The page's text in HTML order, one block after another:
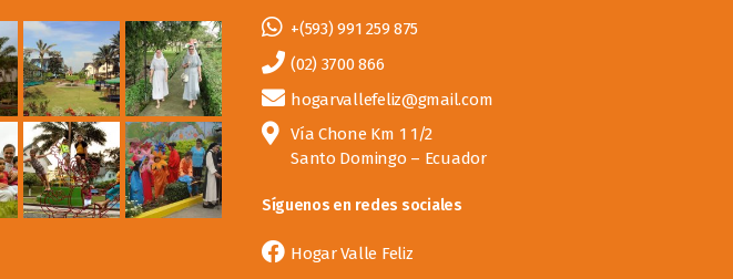
+(593) 991 259 875
(02) 3700 866
hogarvallefeliz@gmail.com
Vía Chone Km 1 1/2
Santo Domingo – Ecuador
Síguenos en redes sociales
Hogar Valle Feliz